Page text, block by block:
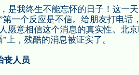
是我终生不能忘怀的日子！这一
第一个反应是不信。给朋友打电话
愿意相信这个消息的真实性。北
上，残酷的消息被证实了。
丧人员